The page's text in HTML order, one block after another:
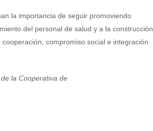
la importancia de seguir promoviendo
del personal de salud y a la construcción
compromiso social e integración
la Cooperativa de